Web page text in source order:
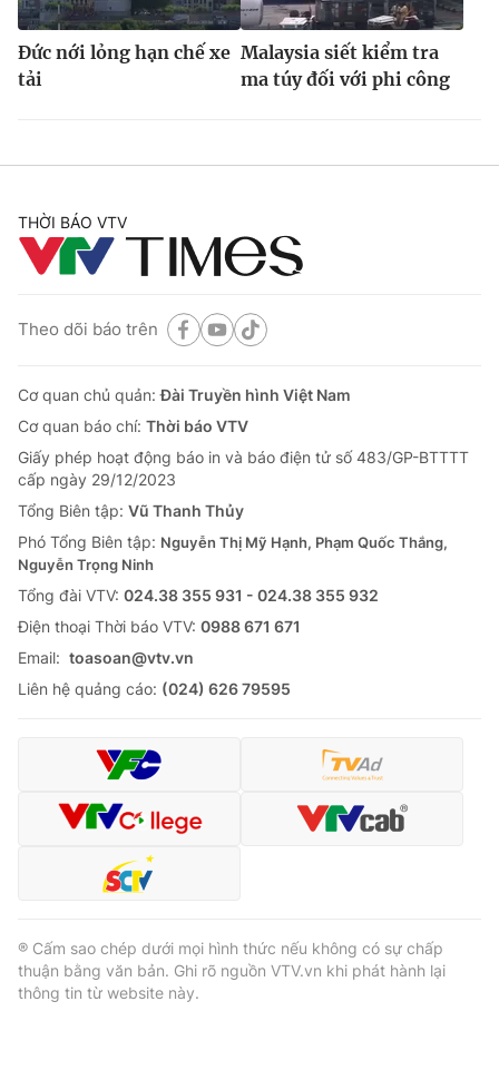
Đức nới lỏng hạn chế xe
tải
Malaysia siết kiểm tra
ma túy đối với phi công
THỜI BÁO VTV
Theo dõi báo trên
Cơ quan chủ quản:Đài Truyền hình Việt Nam
Cơ quan báo chí: Thời báo VTV
Giấy phép hoạt động báo in và báo điện tử số 483/GP-BTTTT
cấp ngày 29/12/2023
Tổng Biên tập: Vũ Thanh Thủy
Phó Tổng Biên tập: Nguyễn Thị Mỹ Hạnh, Phạm Quốc Thắng,
Nguyễn Trọng Ninh
Tổng đài VTV: 024.38 355 931 - 024.38 355 932
Ðiện thoại Thời báo VTV: 0988 671 671
Email: toasoan@vtv.vn
Liên hệ quảng cáo: (024) 626 79595
® Cấm sao chép dưới mọi hình thức nếu không có sự chấp
thuận bằng văn bản. Ghi rõ nguồn VTV.vn khi phát hành lại
thông tin từ website này.